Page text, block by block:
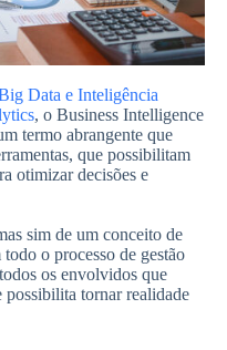
Data e Inteligência
, o Business Intelligence
termo abrangente que
que possibilitam
otimizar decisões e
sim de um conceito de
o processo de gestão
os envolvidos que
possibilita tornar realidade